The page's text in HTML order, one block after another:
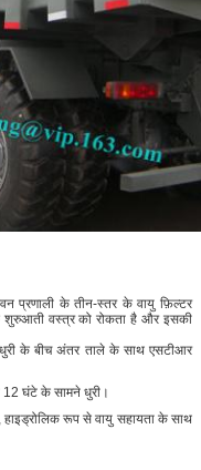
प्रणाली के तीन-स्तर के वायु फ़िल्टर
वस्त्र को रोकता है और इसकी
धुरी के बीच अंतर ताले के साथ एसटीआर
घंटे के सामने धुरी।
रूप से वायु सहायता के साथ